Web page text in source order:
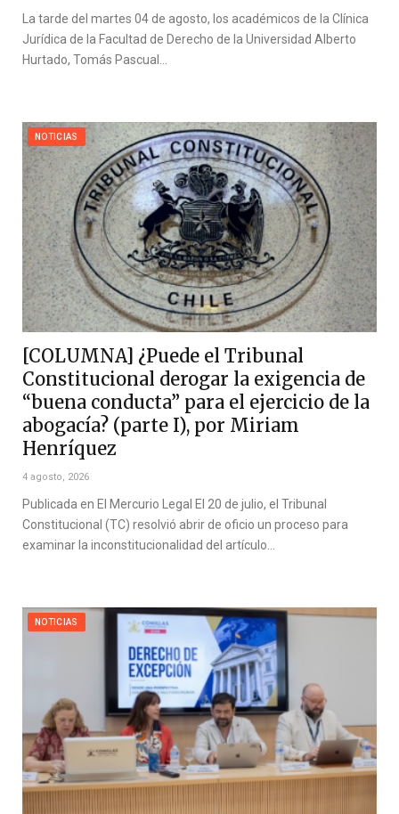
La tarde del martes 04 de agosto, los académicos de la Clínica
Jurídica de la Facultad de Derecho de la Universidad Alberto
Hurtado, Tomás Pascual…
NOTICIAS
[COLUMNA] ¿Puede el Tribunal
Constitucional derogar la exigencia de
“buena conducta” para el ejercicio de la
abogacía? (parte I), por Miriam
Henríquez
4 agosto, 2026
Publicada en El Mercurio Legal El 20 de julio, el Tribunal
Constitucional (TC) resolvió abrir de oficio un proceso para
examinar la inconstitucionalidad del artículo…
NOTICIAS